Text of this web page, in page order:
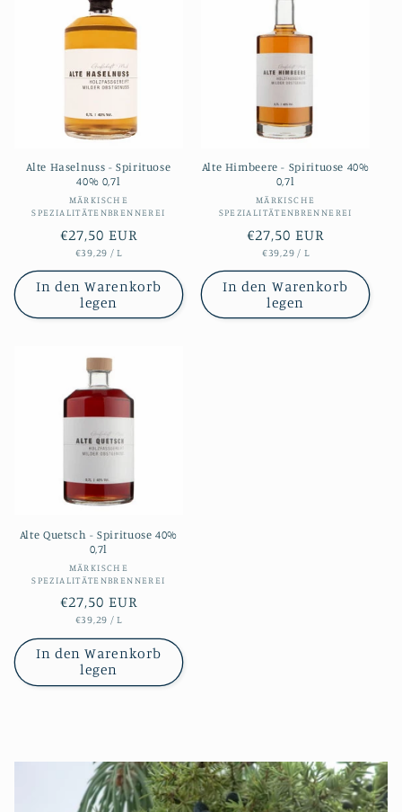
Alte Haselnuss - Spirituose
40% 0,7l
Anbieter:
MÄRKISCHE
SPEZIALITÄTENBRENNEREI
Normaler
Preis
€27,50 EUR
STÜCKPREIS
€39,29 / PRO
L
In den Warenkorb
legen
Alte Himbeere - Spirituose 40%
0,7l
Anbieter:
MÄRKISCHE
SPEZIALITÄTENBRENNEREI
Normaler
Preis
€27,50 EUR
STÜCKPREIS
€39,29 / PRO
L
In den Warenkorb
legen
Alte Quetsch - Spirituose 40%
0,7l
Anbieter:
MÄRKISCHE
SPEZIALITÄTENBRENNEREI
Normaler
Preis
€27,50 EUR
STÜCKPREIS
€39,29 / PRO
L
In den Warenkorb
legen